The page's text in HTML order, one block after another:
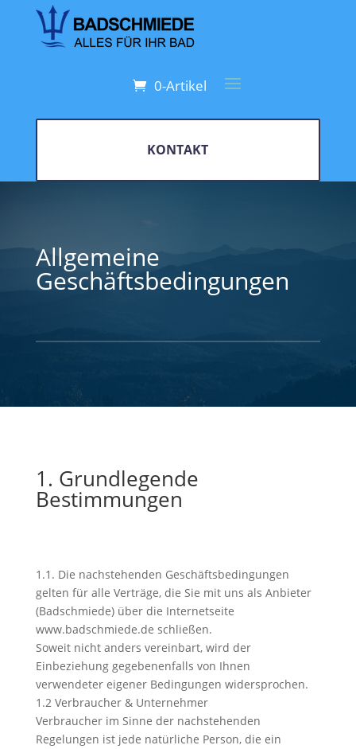
0-Artikel
KONTAKT
Allgemeine
Geschäftsbedingungen
1. Grundlegende
Bestimmungen
1.1. Die nachstehenden Geschäftsbedingungen
gelten für alle Verträge, die Sie mit uns als Anbieter
(Badschmiede) über die Internetseite
www.badschmiede.de schließen.
Soweit nicht anders vereinbart, wird der
Einbeziehung gegebenenfalls von Ihnen
verwendeter eigener Bedingungen widersprochen.
1.2 Verbraucher & Unternehmer
Verbraucher im Sinne der nachstehenden
Regelungen ist jede natürliche Person, die ein